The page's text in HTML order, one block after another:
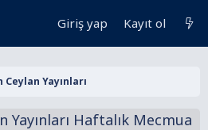
Giriş yap Kayıt ol
Yayınları
Yayınları Haftalık Mecmua